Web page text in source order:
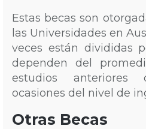
Estas becas son
las Universidades en
veces están divididas
dependen del
estudios
ocasiones del nivel de
Otras Becas